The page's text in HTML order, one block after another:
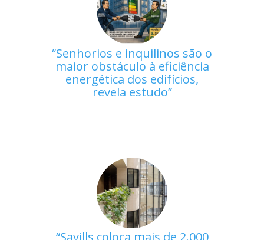
Senhorios e inquilinos são o
maior obstáculo à eficiência
energética dos edifícios,
revela estudo
Savills coloca mais de 2.000